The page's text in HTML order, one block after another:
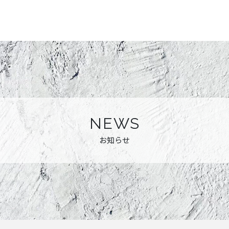
NEWS
お知らせ